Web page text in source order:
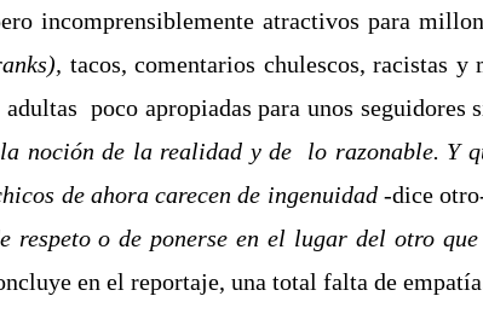
incomprensiblemente atractivos para
, tacos, comentarios chulescos, racistas y
poco apropiadas para unos
noción de la realidad y de lo razonable. Y
de ahora carecen de ingenuidad-dice
respeto o de ponerse en el lugar del otro
en el reportaje, una total falta de